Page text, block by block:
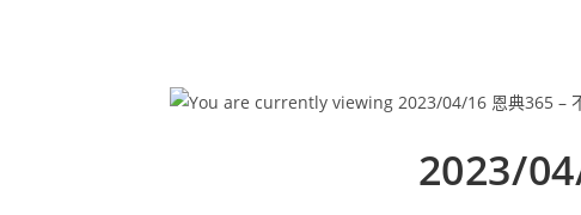
2023/